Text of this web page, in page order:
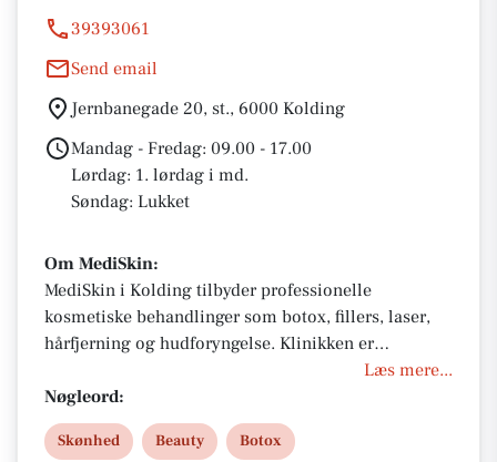
39393061
Send email
Jernbanegade 20, st., 6000 Kolding
Mandag - Fredag: 09.00 - 17.00
Lørdag: 1. lørdag i md.
Søndag: Lukket
Om MediSkin:
MediSkin i Kolding tilbyder professionelle
kosmetiske behandlinger som botox, fillers, laser,
hårfjerning og hudforyngelse. Klinikken er
autoriseret, har 4.9 stjerner på Trustpilot og
forhandler eksklusivt ZO Skin Health. Book en gratis
forundersøgelse og oplev en skræddersyet
behandling i trygge hænder.
Læs mere...
Nøgleord:
Skønhed Beauty Botox